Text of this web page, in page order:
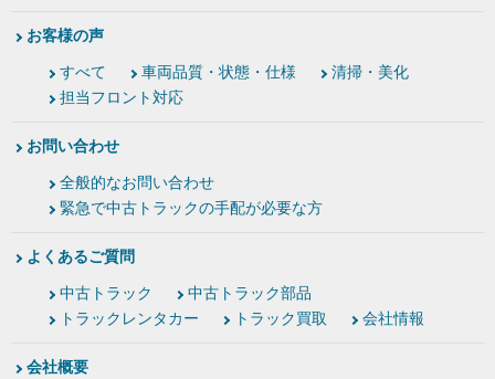
お客様の声
すべて 車両品質・状態・仕様
清掃・美化
担当フロント対応
お問い合わせ
全般的なお問い合わせ
緊急で中古トラックの手配が必要な方
よくあるご質問
中古トラック
中古トラック部品
トラックレンタカー
トラック買取 会社情報
会社概要